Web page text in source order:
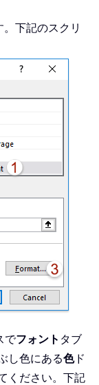
下記のスクリ
でフォント タブ
し色にある色ド
ください。下記